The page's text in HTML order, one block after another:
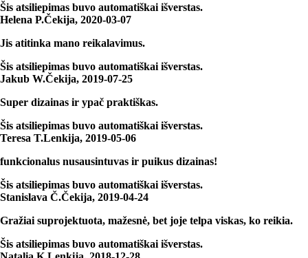
Šis atsiliepimas buvo automatiškai išverstas.
Helena P.Čekija, 2020‑03‑07
Jis atitinka mano reikalavimus.
Šis atsiliepimas buvo automatiškai išverstas.
Jakub W.Čekija, 2019‑07‑25
Super dizainas ir ypač praktiškas.
Šis atsiliepimas buvo automatiškai išverstas.
Teresa T.Lenkija, 2019‑05‑06
funkcionalus nusausintuvas ir puikus dizainas!
Šis atsiliepimas buvo automatiškai išverstas.
Stanislava Č.Čekija, 2019‑04‑24
Gražiai suprojektuota, mažesnė, bet joje telpa viskas, ko reikia.
Šis atsiliepimas buvo automatiškai išverstas.